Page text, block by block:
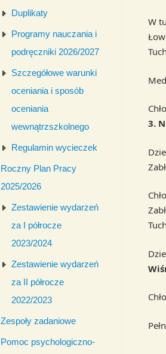
W
3.
Duplikaty
Programy nauczania i
podręczniki 2026/2027
Szczegółowe warunki
oceniania i sposób
oceniania
wewnątrzszkolnego
Regulamin wycieczek
Roczny Plan Pracy
2025/2026
Zestawienie wydarzeń
za I półrocze
2023/2024
Zestawienie wydarzeń
za II półrocze
2022/2023
Zespoły zadaniowe
Pomoc psychologiczno-